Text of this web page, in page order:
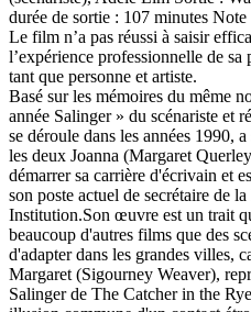
durée de sortie : 107 minutes
Le film n’a pas réussi à saisir
l’expérience professionnelle de
tant que personne et artiste.
Basé sur les mémoires du même
année Salinger » du scénariste et
se déroule dans les années 1990,
les deux Joanna (Margaret
démarrer sa carrière d'écrivain et
son poste actuel de secrétaire de
Institution.Son œuvre est un trait
beaucoup d'autres films que des
d'adapter dans les grandes villes,
Margaret (Sigourney Weaver),
Salinger de The Catcher in the